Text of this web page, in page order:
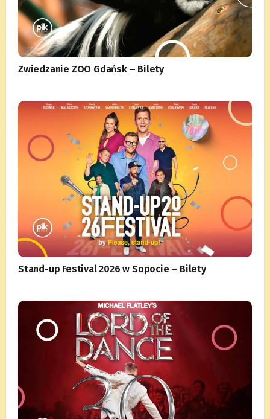
Zwiedzanie ZOO Gdańsk – Bilety
Stand-up Festival 2026 w Sopocie – Bilety